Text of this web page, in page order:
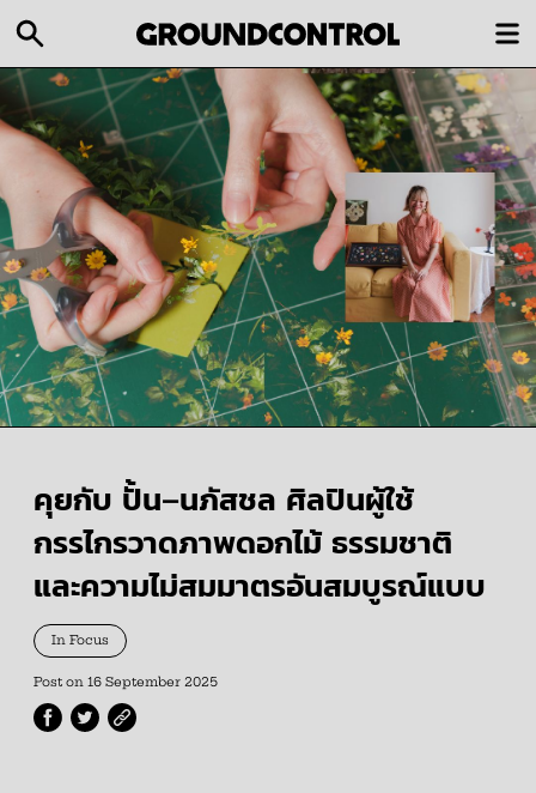
คุยกับ ปั้น–นภัสชล ศิลปินผู้ใช้
กรรไกรวาดภาพดอกไม้ ธรรมชาติ
และความไม่สมมาตรอันสมบูรณ์แบบ
In Focus
Post on 16 September 2025